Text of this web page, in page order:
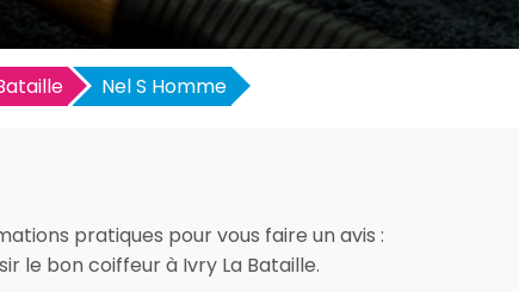
Nel S Homme
pratiques pour vous faire un avis :
le bon coiffeur à Ivry La Bataille.